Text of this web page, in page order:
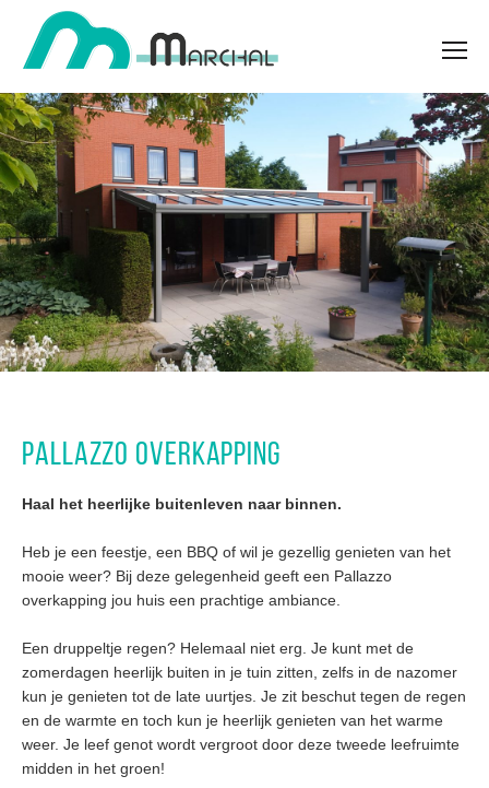
PALLAZZO OVERKAPPING
Haal het heerlijke buitenleven naar binnen.
Heb je een feestje, een BBQ of wil je gezellig genieten van het
mooie weer? Bij deze gelegenheid geeft een Pallazzo
overkapping jou huis een prachtige ambiance.
Een druppeltje regen? Helemaal niet erg. Je kunt met de
zomerdagen heerlijk buiten in je tuin zitten, zelfs in de nazomer
kun je genieten tot de late uurtjes. Je zit beschut tegen de regen
en de warmte en toch kun je heerlijk genieten van het warme
weer. Je leef genot wordt vergroot door deze tweede leefruimte
midden in het groen!